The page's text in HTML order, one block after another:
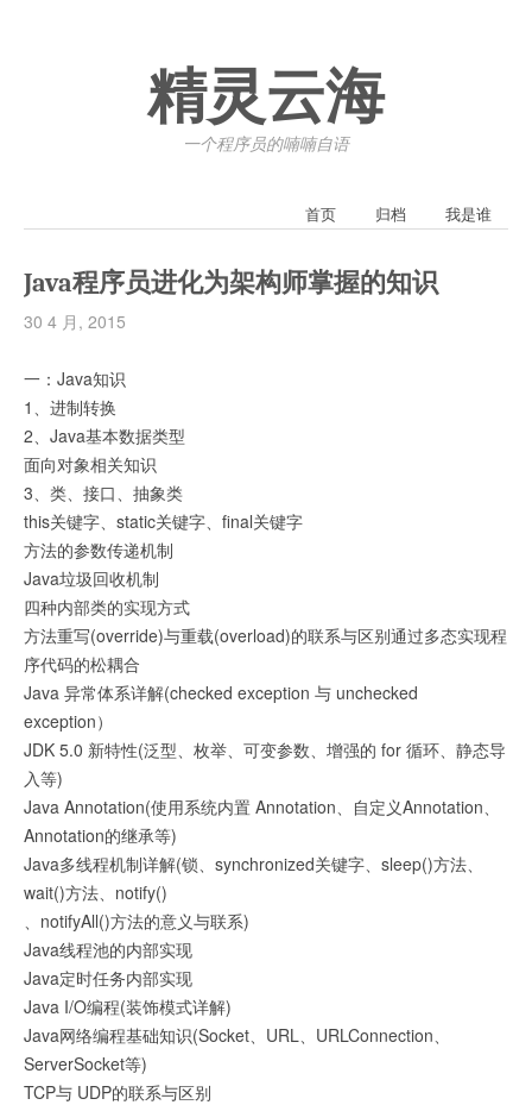
精灵云海
一个程序员的喃喃自语
首页 归档 我是谁
Java程序员进化为架构师掌握的知识
30 4 月, 2015
一：Java知识
1、进制转换
2、Java基本数据类型
面向对象相关知识
3、类、接口、抽象类
this关键字、static关键字、final关键字
方法的参数传递机制
Java垃圾回收机制
四种内部类的实现方式
方法重写(override)与重载(overload)的联系与区别通过多态实现程
序代码的松耦合
Java 异常体系详解(checked exception 与 unchecked
exception）
JDK 5.0 新特性(泛型、枚举、可变参数、增强的 for 循环、静态导
入等)
Java Annotation(使用系统内置 Annotation、自定义Annotation、
Annotation的继承等)
Java多线程机制详解(锁、synchronized关键字、sleep()方法、
wait()方法、notify()
、notifyAll()方法的意义与联系)
Java线程池的内部实现
Java定时任务内部实现
Java I/O编程(装饰模式详解)
Java网络编程基础知识(Socket、URL、URLConnection、
ServerSocket等)
TCP与 UDP的联系与区别